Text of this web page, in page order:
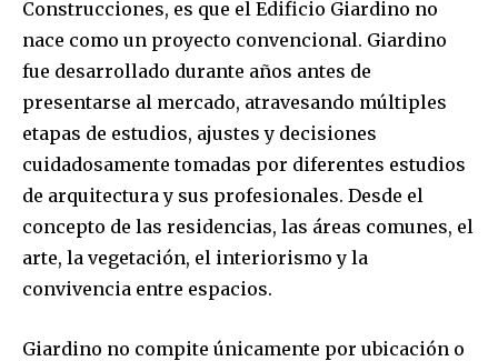
Construcciones, es que el Edificio Giardino no
nace como un proyecto convencional. Giardino
fue desarrollado durante años antes de
presentarse al mercado, atravesando múltiples
etapas de estudios, ajustes y decisiones
cuidadosamente tomadas por diferentes estudios
de arquitectura y sus profesionales. Desde el
concepto de las residencias, las áreas comunes, el
arte, la vegetación, el interiorismo y la
convivencia entre espacios.
Giardino no compite únicamente por ubicación o